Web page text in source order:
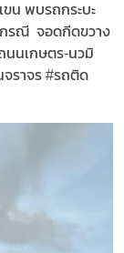
น พบรถกระบะ
กรณี จอดกีดขวาง
นนเกษตร-นวมิ
ราจร #รถติด